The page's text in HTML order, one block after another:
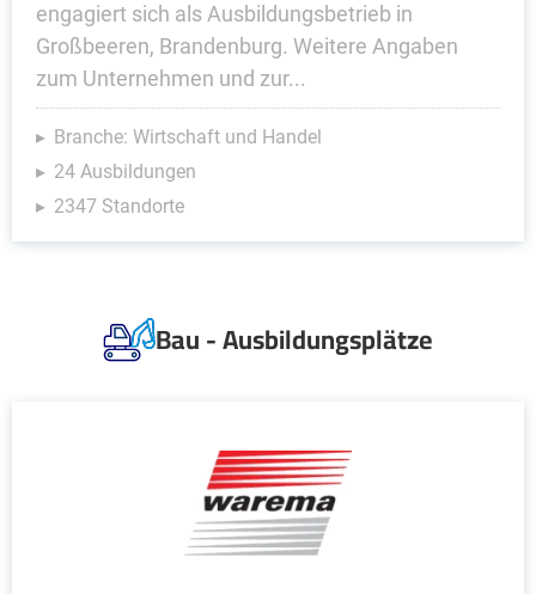
engagiert sich als Ausbildungsbetrieb in
Großbeeren, Brandenburg. Weitere Angaben
zum Unternehmen und zur...
Branche: Wirtschaft und Handel
24 Ausbildungen
2347 Standorte
Bau - Ausbildungsplätze